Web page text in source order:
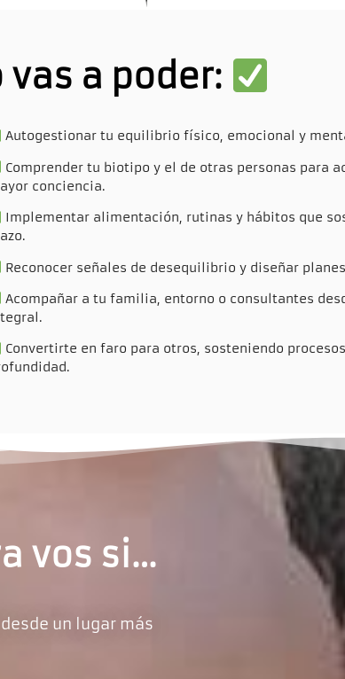
a poder:
Autogestionar tu equilibrio físico, emocional y
Comprender tu biotipo y el de otras personas para
conciencia.
Implementar alimentación, rutinas y hábitos que
Reconocer señales de desequilibrio y diseñar
Acompañar a tu familia, entorno o consultantes
Convertirte en faro para otros, sosteniendo
vos si…
un lugar más